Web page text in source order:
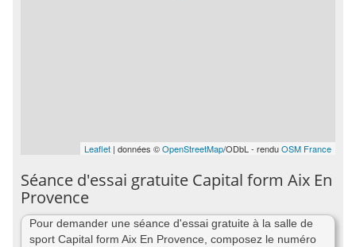
Leaflet | données ©OpenStreetMap/ODbL - renduOSM France
Séance d'essai gratuite Capital form Aix En
Provence
Pour demander une séance d'essai gratuite à la salle de
sport Capital form Aix En Provence, composez le numéro